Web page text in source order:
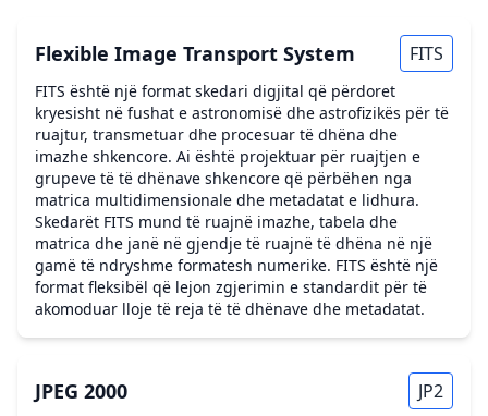
Flexible Image Transport System FITS
FITS është një format skedari digjital që përdoret
kryesisht në fushat e astronomisë dhe astrofizikës për të
ruajtur, transmetuar dhe procesuar të dhëna dhe
imazhe shkencore. Ai është projektuar për ruajtjen e
grupeve të të dhënave shkencore që përbëhen nga
matrica multidimensionale dhe metadatat e lidhura.
Skedarët FITS mund të ruajnë imazhe, tabela dhe
matrica dhe janë në gjendje të ruajnë të dhëna në një
gamë të ndryshme formatesh numerike. FITS është një
format fleksibël që lejon zgjerimin e standardit për të
akomoduar lloje të reja të të dhënave dhe metadatat.
JPEG 2000 JP2